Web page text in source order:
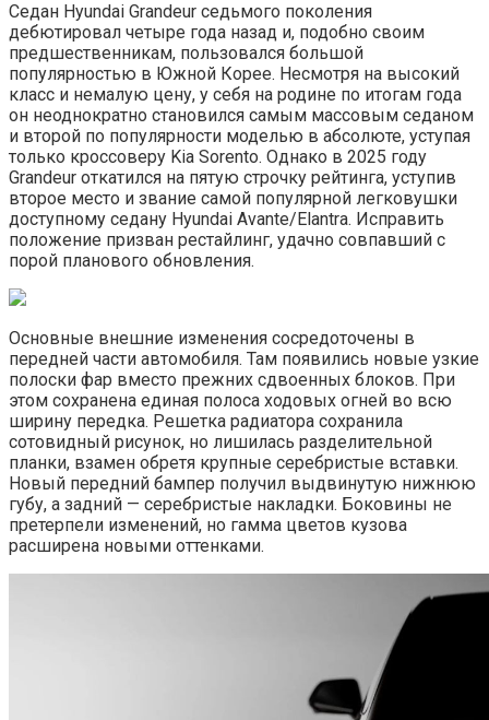
Седан Hyundai Grandeur седьмого поколения
дебютировал четыре года назад и, подобно своим
предшественникам, пользовался большой
популярностью в Южной Корее. Несмотря на высокий
класс и немалую цену, у себя на родине по итогам года
он неоднократно становился самым массовым седаном
и второй по популярности моделью в абсолюте, уступая
только кроссоверу Kia Sorento. Однако в 2025 году
Grandeur откатился на пятую строчку рейтинга, уступив
второе место и звание самой популярной легковушки
доступному седану Hyundai Avante/Elantra. Исправить
положение призван рестайлинг, удачно совпавший с
порой планового обновления.
Основные внешние изменения сосредоточены в
передней части автомобиля. Там появились новые узкие
полоски фар вместо прежних сдвоенных блоков. При
этом сохранена единая полоса ходовых огней во всю
ширину передка. Решетка радиатора сохранила
сотовидный рисунок, но лишилась разделительной
планки, взамен обретя крупные серебристые вставки.
Новый передний бампер получил выдвинутую нижнюю
губу, а задний — серебристые накладки. Боковины не
претерпели изменений, но гамма цветов кузова
расширена новыми оттенками.